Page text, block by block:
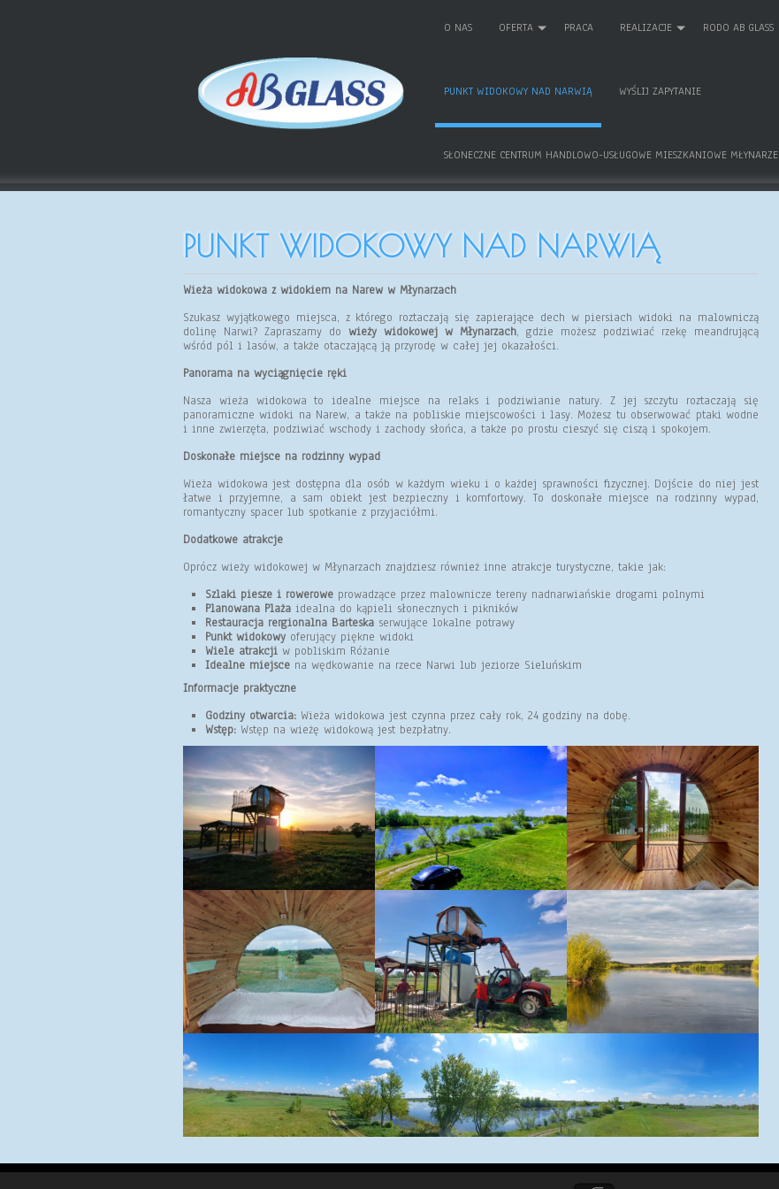
O NAS OFERTA PRACA REALIZACJE RODO AB GLASS
PUNKT WIDOKOWY NAD NARWIĄ WYŚLIJ ZAPYTANIE
SŁONECZNE CENTRUM HANDLOWO-USŁUGOWE MIESZKANIOWE MŁYNARZE
PUNKT WIDOKOWY NAD NARWIĄ
Wieża widokowa z widokiem na Narew w Młynarzach
Szukasz wyjątkowego miejsca, z którego roztaczają się zapierające dech w piersiach widoki na malowniczą
dolinę Narwi? Zapraszamy do wieży widokowej w Młynarzach, gdzie możesz podziwiać rzekę meandrującą
wśród pól i lasów, a także otaczającą ją przyrodę w całej jej okazałości.
Panorama na wyciągnięcie ręki
Nasza wieża widokowa to idealne miejsce na relaks i podziwianie natury. Z jej szczytu roztaczają się
panoramiczne widoki na Narew, a także na pobliskie miejscowości i lasy. Możesz tu obserwować ptaki wodne
i inne zwierzęta, podziwiać wschody i zachody słońca, a także po prostu cieszyć się ciszą i spokojem.
Doskonałe miejsce na rodzinny wypad
Wieża widokowa jest dostępna dla osób w każdym wieku i o każdej sprawności fizycznej. Dojście do niej jest
łatwe i przyjemne, a sam obiekt jest bezpieczny i komfortowy. To doskonałe miejsce na rodzinny wypad,
romantyczny spacer lub spotkanie z przyjaciółmi.
Dodatkowe atrakcje
Oprócz wieży widokowej w Młynarzach znajdziesz również inne atrakcje turystyczne, takie jak:
Szlaki piesze i rowerowe prowadzące przez malownicze tereny nadnarwiańskie drogami polnymi
Planowana Plaża idealna do kąpieli słonecznych i pikników
Restauracja rergionalna Barteska serwujące lokalne potrawy
Punkt widokowy oferujący piękne widoki
Wiele atrakcji w pobliskim Różanie
Idealne miejsce na wędkowanie na rzece Narwi lub jeziorze Sieluńskim
Informacje praktyczne
Godziny otwarcia: Wieża widokowa jest czynna przez cały rok, 24 godziny na dobę.
Wstęp: Wstęp na wieżę widokową jest bezpłatny.